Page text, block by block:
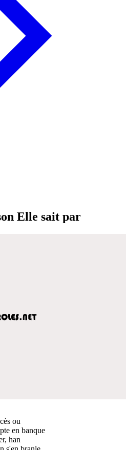
Elle sait par
ou
en banque
han